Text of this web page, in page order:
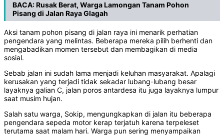
BACA:Rusak Berat, Warga Lamongan Tanam Pohon
Pisang di Jalan Raya Glagah
Aksi tanam pohon pisang di jalan raya ini menarik perhatian
pengendara yang melintas. Beberapa mereka pilih berhenti dan
mengabadikan momen tersebut dan membagikan di media
sosial.
Sebab jalan ini sudah lama menjadi keluhan masyarakat. Apalagi
kerusakan yang terjadi tidak sekadar lubang-lubang besar
layaknya galian C, jalan poros antardesa itu juga layaknya lumpur
saat musim hujan.
Salah satu warga, Sokip, mengungkapkan di jalan itu beberapa
pengendara sepeda motor kerap terjatuh karena terpeleset
terutama saat malam hari. Warga pun sering menyampaikan